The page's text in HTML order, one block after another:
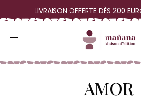
LIVRAISON OFFERTE DÈS 200
AMOR